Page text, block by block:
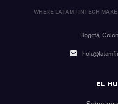
WHERE LATAM FINTECH
Bogotá,
EL